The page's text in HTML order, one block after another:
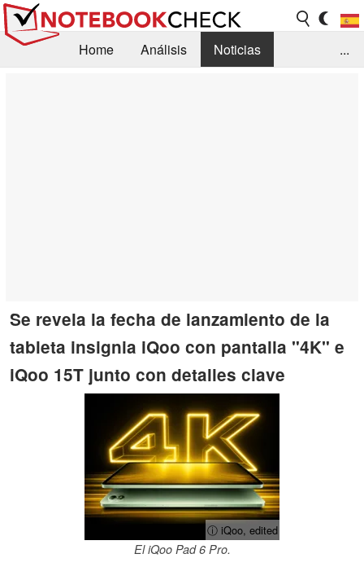
Home Análisis
Noticias
...
Se revela la fecha de lanzamiento de la
tableta insignia iQoo con pantalla "4K" e
iQoo 15T junto con detalles clave
ⓘ iQoo, edited
El iQoo Pad 6 Pro.